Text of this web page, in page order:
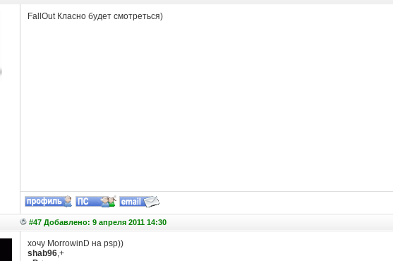
FallOut Класно будет смотреться)
#47 Добавлено: 9 апреля 2011 14:30
хочу MorrowinD на psp))
shab96,+